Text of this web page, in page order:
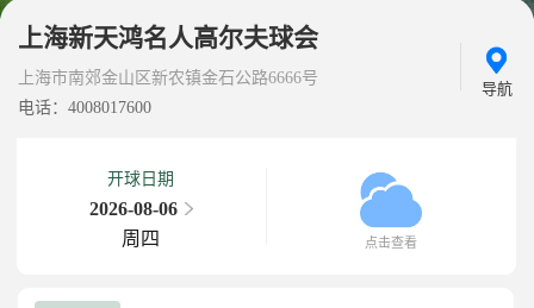
上海新天鸿名人高尔夫球会
上海市南郊金山区新农镇金石公路6666号
电话：4008017600
导航
开球日期
2026-08-06
周四
点击查看